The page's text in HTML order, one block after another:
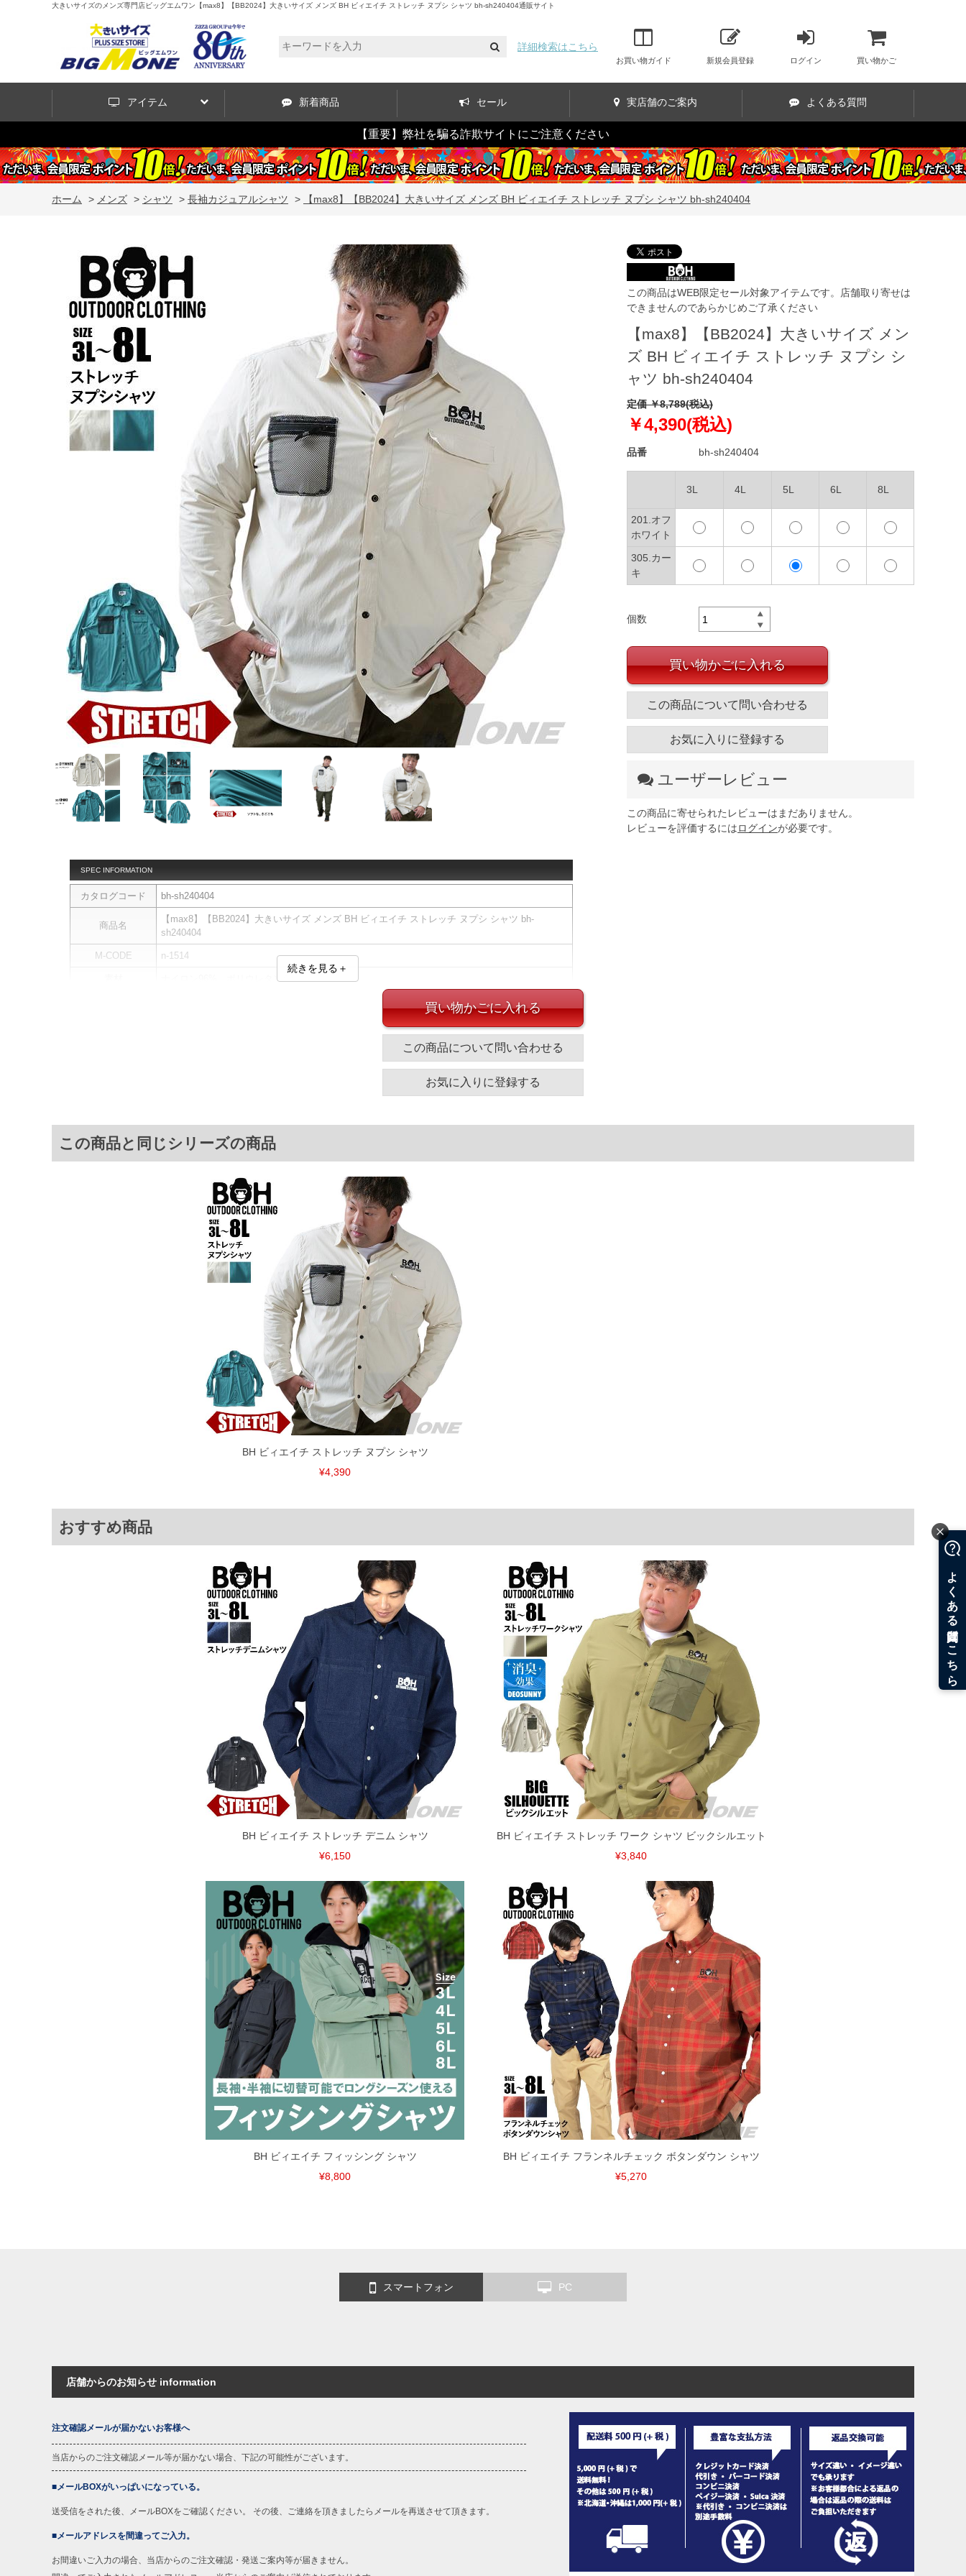
大きいサイズのメンズ専門店ビッグエムワン【max8】【BB2024】大きいサイズ メンズ BH ビィエイチ ストレッチ ヌプシ シャツ bh-sh240404通販サイト
詳細検索はこちら
お買い物ガイド 新規会員登録 ログイン 買い物かご
アイテム 新着商品 セール 実店舗のご案内 よくある質問
【重要】弊社を騙る詐欺サイトにご注意ください
ホーム > メンズ > シャツ > 長袖カジュアルシャツ > 【max8】【BB2024】大きいサイズ メンズ BH ビィエイチ ストレッチ ヌプシ シャツ bh-sh240404
SPEC INFORMATION
カタログコード bh-sh240404
商品名
【max8】【BB2024】大きいサイズ メンズ BH ビィエイチ ストレッチ ヌプシ シャツ bh-
sh240404
M-CODE n-1514
ナイロン96%、ポリウレタン4%
胸囲 着丈
4L 56 64 146 82
5L 58
64
※商品によって若干のサイズの誤差がございます。また、お客様がご使用の環境（コンピュータ画
面）によって、商品の色味が若干異なる場合がございます。予めご了承ください。
※上記サイズが実際の商品に付いているタグのサイズ表記と異なる場合があります。お取り扱い前に
商品付属タグの記載もご確認下さい。
※当店での掲載商品は、実店鋪と在庫を共用しておりますので店頭での売り違い、店舗からのお取り
寄せ等により、お客様にご迷惑をお掛けしてしまう場合がございます。そのようなことがない様最大
限に努めておりますが、もしあった場合速やかにご連絡させて頂きますので予めご了承ください。
※【ボトムの裾上げをご希望の場合】
裾上げ料金は500円+税となります。
備考欄に股下●cmとご記入下さい。（裾上げ無料対象商品は1本につき税込6,000円以上の品が対象。
1本5,999円以下の商品は有料（500円+税）となります。）
出荷まで約1週間～20日間程お時間を頂く場合がございます。
尚、裾上げした商品は返品・交換不可となりますので、予めご了承下さい。
一部、お直しに対応出来ない商品がございます。(例：裾にファスナーや調節ひもが付いている、極
ITEM INTRODUCTION
続きを見る＋
この商品はWEB限定セール対象アイテムです。店舗取り寄せは
できませんのであらかじめご了承ください
【max8】【BB2024】大きいサイズ メン
ズ BH ビィエイチ ストレッチ ヌプシ シ
ャツ bh-sh240404
定価 ￥8,789(税込)
￥4,390(税込)
品番 bh-sh240404
3L 4L 5L 6L 8L
201.オフ
ホワイト
305.カー
キ
個数
買い物かごに入れる
この商品について問い合わせる
お気に入りに登録する
ユーザーレビュー
この商品に寄せられたレビューはまだありません。
レビューを評価するにはログインが必要です。
買い物かごに入れる
この商品について問い合わせる
お気に入りに登録する
この商品と同じシリーズの商品
BH ビィエイチ ストレッチ ヌプシ シャツ
¥4,390
おすすめ商品
BH ビィエイチ ストレッチ デニム シャツ
¥6,150
BH ビィエイチ ストレッチ ワーク シャツ ビックシルエット
¥3,840
BH ビィエイチ フィッシング シャツ
¥8,800
BH ビィエイチ フランネルチェック ボタンダウン シャツ
¥5,270
スマートフォン PC
店舗からのお知らせ information
注文確認メールが届かないお客様へ
当店からのご注文確認メール等が届かない場合、下記の可能性がございます。
■メールBOXがいっぱいになっている。
送受信をされた後、メールBOXをご確認ください。 その後、ご連絡を頂きましたらメールを再送させて頂きます。
■メールアドレスを間違ってご入力。
お間違いご入力の場合、当店からのご注文確認・発送ご案内等が届きません。